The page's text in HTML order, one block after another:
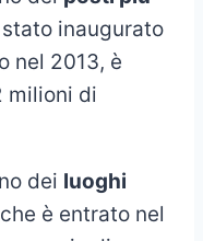
stato inaugurato
nel 2013, è
milioni di
dei luoghi
che è entrato nel